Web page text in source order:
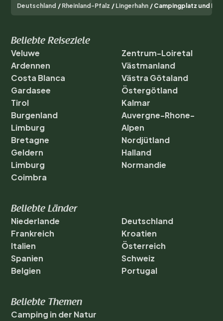
überdachter Veranda.
<\/p>\n\n
Aktivitäten und
Sehenswürdigkeiten in der
Umgebung: Den Hunsrück
entdecken<\/h2>\n
Die Umgebung des
Campingplatzes ist ein Paradies
Sie die vielen Wander- und
Radwege, die zu schönen
Aussichtspunkten und
historischen
Auch Rhein und Mosel sind
Deutschland / Rheinland-Pfalz / Lingerhahn / Campingplatz und
Beliebte Reiseziele
Veluwe
Ardennen
Costa Blanca
Gardasee
Tirol
Burgenland
Limburg
Bretagne
Geldern
Limburg
Coimbra
Zentrum-Loiretal
Västmanland
Västra Götaland
Östergötland
Kalmar
Auvergne-Rhone-
Alpen
Nordjütland
Halland
Normandie
Beliebte Länder
Niederlande
Frankreich
Italien
Spanien
Belgien
Deutschland
Kroatien
Österreich
Schweiz
Portugal
Beliebte Themen
Camping in der Natur